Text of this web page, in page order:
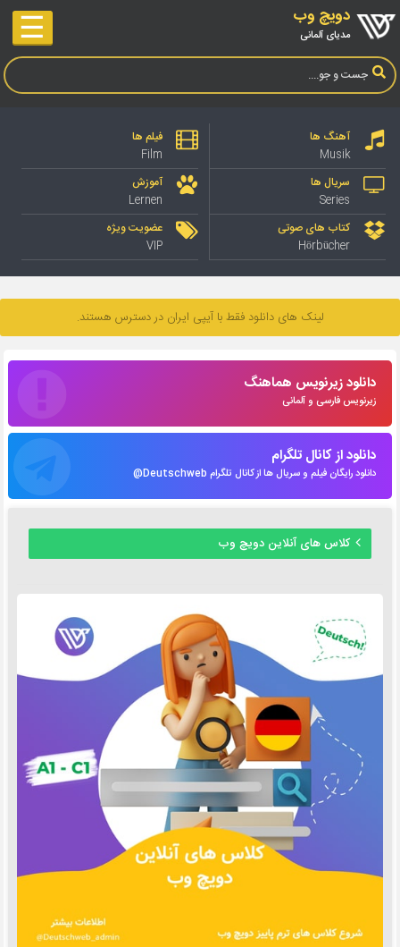
دویچ وب
مدیای آلمانی ☰
آهنگ ها
Musik
فیلم ها
Film
سریال ها
Series
آموزش
Lernen
کتاب های صوتی
Hörbücher
عضویت ویژه
VIP
لینک های دانلود فقط با آیپی ایران در دسترس هستند.
دانلود زیرنویس هماهنگ
زیرنویس فارسی و آلمانی
دانلود از کانال تلگرام
دانلود رایگان فیلم و سریال ها از کانال تلگرام Deutschweb@
کلاس های آنلاین دویچ وب